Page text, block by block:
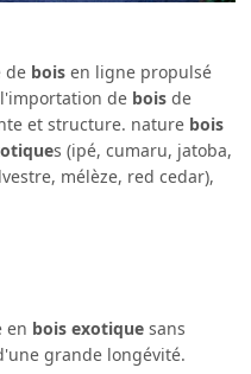
de bois en ligne propulsé
de bois de
et structure. nature bois
s (ipé, cumaru, jatoba,
mélèze, red cedar),
en bois exotique sans
grande longévité.